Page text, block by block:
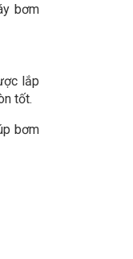
bơm
lắp
tốt.
bơm